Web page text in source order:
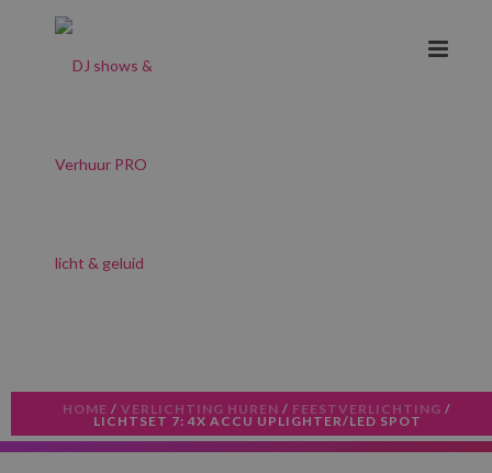
HOME / VERLICHTING HUREN / FEESTVERLICHTING /
LICHTSET 7: 4X ACCU UPLIGHTER/LED SPOT